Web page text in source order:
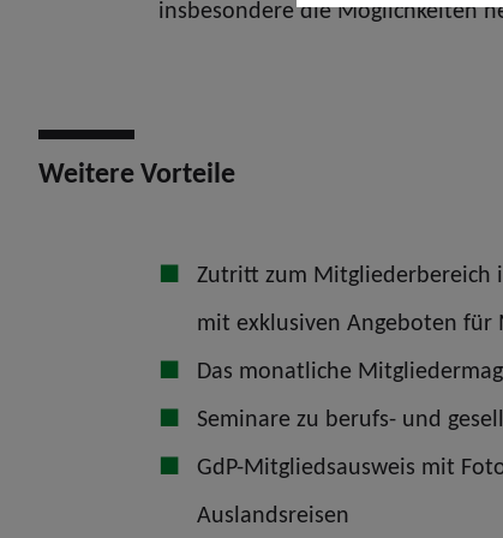
insbesondere die Möglichkeiten
Weitere Vorteile
Zutritt zum Mitgliederbereich
mit exklusiven Angeboten für
Das monatliche
Seminare zu berufs- und
GdP-Mitgliedsausweis mit
Auslandsreisen